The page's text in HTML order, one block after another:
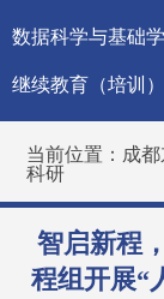
数据科学与基础
继续教育（培训
当前位置： 成
科研
智启新程
程组开展“